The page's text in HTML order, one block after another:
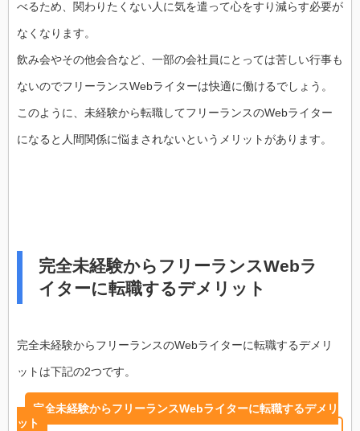
べるため、関わりたくない人に気を遣って心をすり減らす必要が
なくなります。
飲み会やその他会合など、一部の会社員にとっては苦しい行事も
ないのでフリーランスWebライターは快適に働けるでしょう。
このように、未経験から転職してフリーランスのWebライター
になると人間関係に悩まされないというメリットがあります。
完全未経験からフリーランスWebラ
イターに転職するデメリット
完全未経験からフリーランスのWebライターに転職するデメリ
ットは下記の2つです。
完全未経験からフリーランスWebライターに転職するデメリ
ット